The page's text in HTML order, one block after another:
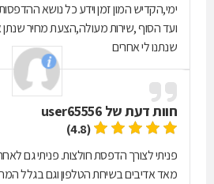
ימי,הקדיש המון זמן וידע כל נושא
שנתנו לי אחרים
חוות דעת של user65556
(4.8)
פניתי לצורך הדפסת חולצות. פניתי גם
מאד אדיבים בשיחת הטלפון וגם בגלל